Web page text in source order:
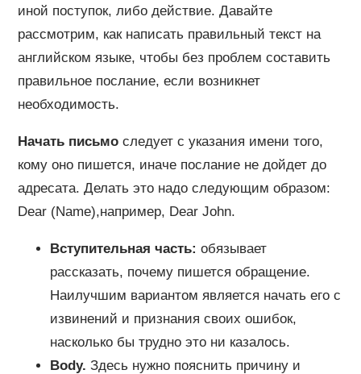
иной поступок, либо действие. Давайте
рассмотрим, как написать правильный текст на
английском языке, чтобы без проблем составить
правильное послание, если возникнет
необходимость.
Начать письмоследует с указания имени того,
кому оно пишется, иначе послание не дойдет до
адресата. Делать это надо следующим образом:
Dear (Name),например, Dear John.
Вступительная часть: обязывает
рассказать, почему пишется обращение.
Наилучшим вариантом является начать его с
извинений и признания своих ошибок,
насколько бы трудно это ни казалось.
Body. Здесь нужно пояснить причину и